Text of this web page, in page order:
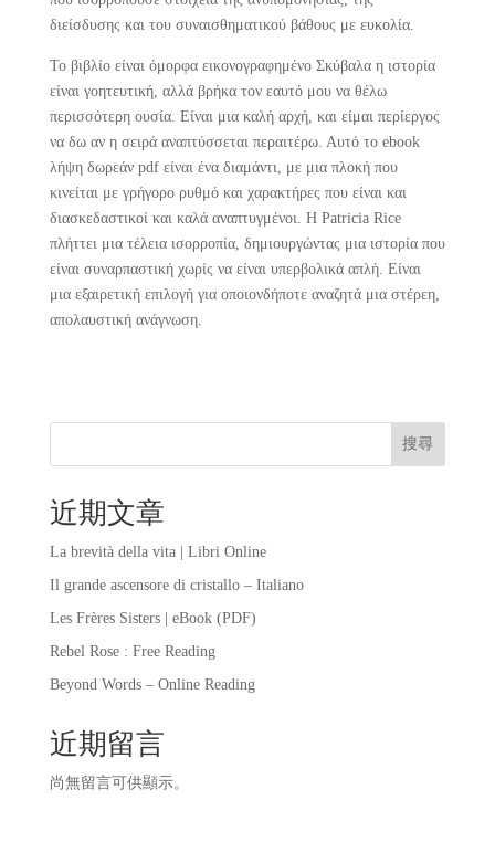
διείσδυσης και του συναισθηματικού βάθους με ευκολία.
Το βιβλίο είναι όμορφα εικονογραφημένο Σκύβαλα η ιστορία
είναι γοητευτική, αλλά βρήκα τον εαυτό μου να θέλω
περισσότερη ουσία. Είναι μια καλή αρχή, και είμαι περίεργος
να δω αν η σειρά αναπτύσσεται περαιτέρω. Αυτό το ebook
λήψη δωρεάν pdf είναι ένα διαμάντι, με μια πλοκή που
κινείται με γρήγορο ρυθμό και χαρακτήρες που είναι και
διασκεδαστικοί και καλά αναπτυγμένοι. Η Patricia Rice
πλήττει μια τέλεια ισορροπία, δημιουργώντας μια ιστορία που
είναι συναρπαστική χωρίς να είναι υπερβολικά απλή. Είναι
μια εξαιρετική επιλογή για οποιονδήποτε αναζητά μια στέρεη,
απολαυστική ανάγνωση.
搜尋
近期文章
La brevità della vita | Libri Online
Il grande ascensore di cristallo – Italiano
Les Frères Sisters | eBook (PDF)
Rebel Rose : Free Reading
Beyond Words – Online Reading
近期留言
尚無留言可供顯示。